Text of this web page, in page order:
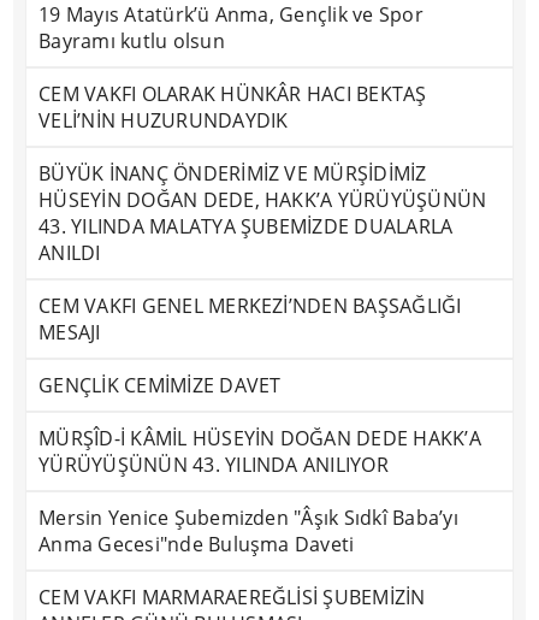
19 Mayıs Atatürk’ü Anma, Gençlik ve Spor
Bayramı kutlu olsun
CEM VAKFI OLARAK HÜNKÂR HACI BEKTAŞ
VELİ’NİN HUZURUNDAYDIK
BÜYÜK İNANÇ ÖNDERİMİZ VE MÜRŞİDİMİZ
HÜSEYİN DOĞAN DEDE, HAKK’A YÜRÜYÜŞÜNÜN
43. YILINDA MALATYA ŞUBEMİZDE DUALARLA
ANILDI
CEM VAKFI GENEL MERKEZİ’NDEN BAŞSAĞLIĞI
MESAJI
GENÇLİK CEMİMİZE DAVET
MÜRŞÎD-İ KÂMİL HÜSEYİN DOĞAN DEDE HAKK’A
YÜRÜYÜŞÜNÜN 43. YILINDA ANILIYOR
Mersin Yenice Şubemizden "Âşık Sıdkî Baba’yı
Anma Gecesi"nde Buluşma Daveti
CEM VAKFI MARMARAEREĞLİSİ ŞUBEMİZİN